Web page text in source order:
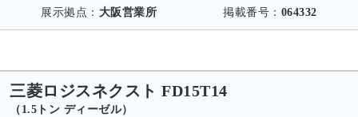
展示拠点： 大阪営業所 掲載番号： 064332
三菱ロジスネクスト FD15T14
（1.5トン ディーゼル）